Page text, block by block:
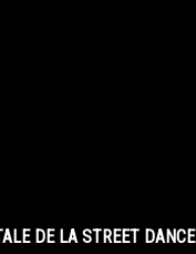
DE LA STREET DANCE